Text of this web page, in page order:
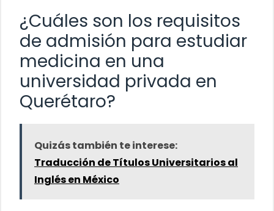
¿Cuáles son los requisitos
de admisión para estudiar
medicina en una
universidad privada en
Querétaro?
Quizás también te interese:
Traducción de Títulos Universitarios al
Inglés en México